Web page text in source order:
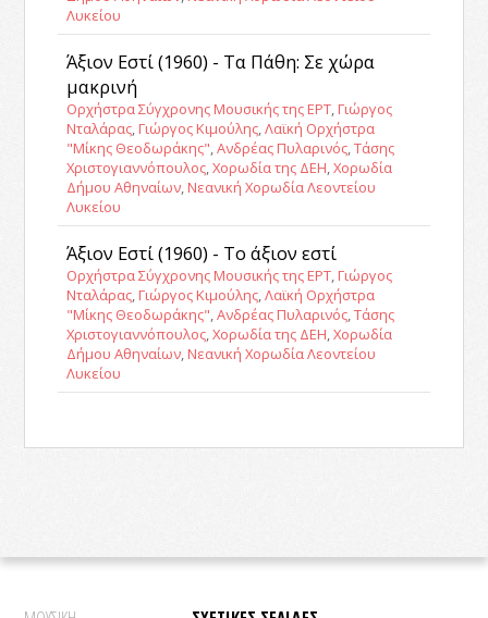
Λυκείου
Άξιον Εστί (1960) - Τα Πάθη: Σε χώρα
μακρινή
Ορχήστρα Σύγχρονης Μουσικής της ΕΡΤ, Γιώργος
Νταλάρας, Γιώργος Κιμούλης,Λαϊκή Ορχήστρα
"Μίκης Θεοδωράκης",Ανδρέας Πυλαρινός,Τάσης
Χριστογιαννόπουλος,Χορωδία της ΔΕΗ,Χορωδία
Δήμου Αθηναίων, Νεανική Χορωδία Λεοντείου
Λυκείου
Άξιον Εστί (1960) - Το άξιον εστί
Ορχήστρα Σύγχρονης Μουσικής της ΕΡΤ, Γιώργος
Νταλάρας, Γιώργος Κιμούλης,Λαϊκή Ορχήστρα
"Μίκης Θεοδωράκης",Ανδρέας Πυλαρινός,Τάσης
Χριστογιαννόπουλος,Χορωδία της ΔΕΗ,Χορωδία
Δήμου Αθηναίων, Νεανική Χορωδία Λεοντείου
Λυκείου